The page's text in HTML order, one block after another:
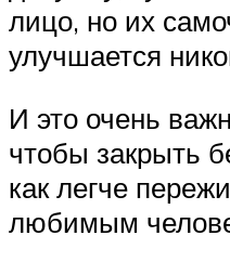
лицо, но их
улучшается
И это очень
чтобы закрыть
как легче
любимым